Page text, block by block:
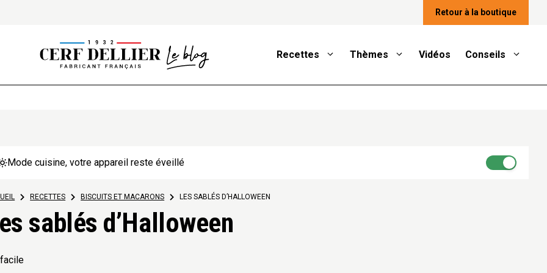
Retour à la boutique
Recettes Thèmes Vidéos Conseils
Mode cuisine, votre appareil reste éveillé
> RECETTES > BISCUITS ET MACARONS > LES SABLÉS D’HALLOWEEN
sablés d’Halloween
facile